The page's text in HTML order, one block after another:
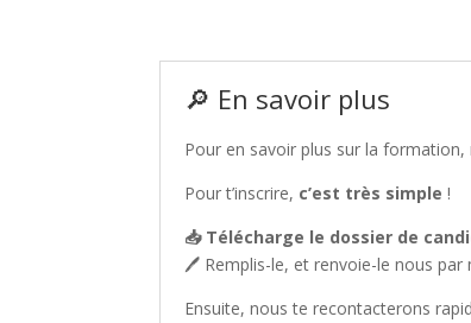
🔎 En savoir plus
Pour en savoir plus sur la formation,
Pour t’inscrire, c’est très simple !
📥 Télécharge le dossier de
🖊️ Remplis-le, et renvoie-le nous par
Ensuite, nous te recontacterons